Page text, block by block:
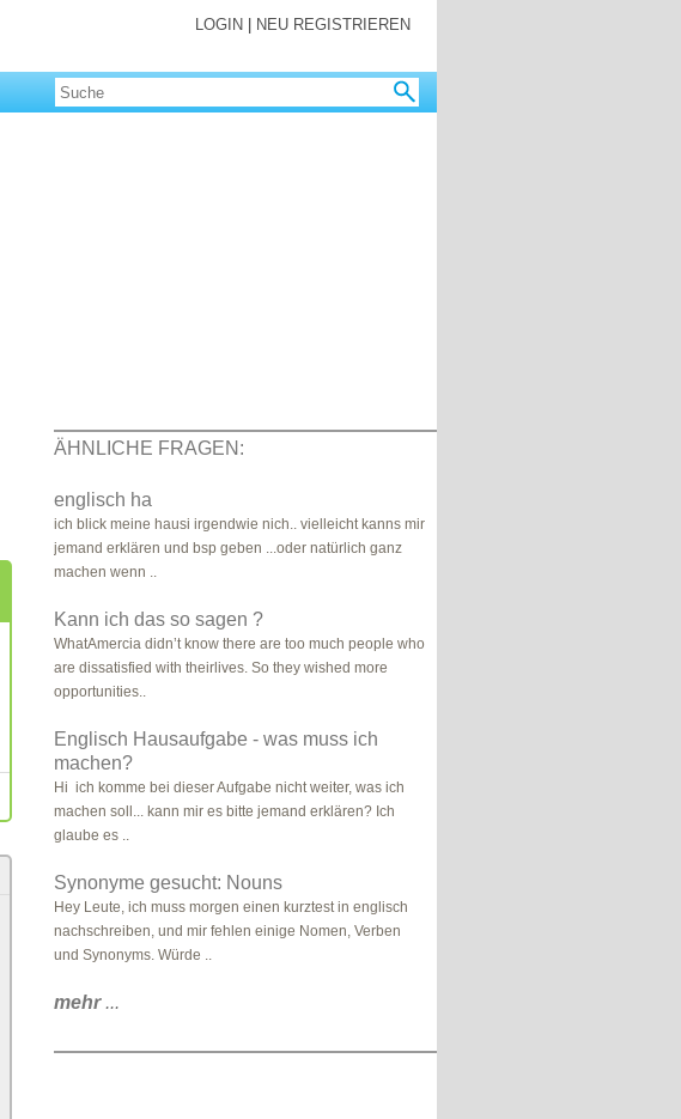
LOGIN NEU REGISTRIEREN
ÄHNLICHE FRAGEN:
englisch ha
ich blick meine hausi irgendwie nich.. vielleicht kanns mir
jemand erklären und bsp geben ...oder natürlich ganz
machen wenn ..
Kann ich das so sagen ?
WhatAmercia didn’t know there are too much people who
are dissatisfied with theirlives. So they wished more
opportunities..
Englisch Hausaufgabe - was muss ich
machen?
Hi ich komme bei dieser Aufgabe nicht weiter, was ich
machen soll... kann mir es bitte jemand erklären? Ich
glaube es ..
Synonyme gesucht: Nouns
Hey Leute, ich muss morgen einen kurztest in englisch
nachschreiben, und mir fehlen einige Nomen, Verben
und Synonyms. Würde ..
mehr...